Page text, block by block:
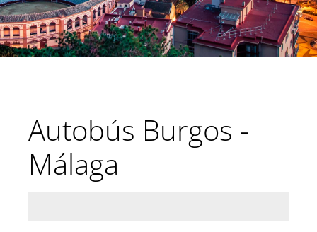
Autobús Burgos -
Málaga